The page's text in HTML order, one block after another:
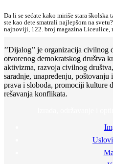
Da li se sećate kako miriše stara
ste kao dete smatrali najlepšom na
najnoviji, 122. broj magazina Liceulice,
’’Dijalog’’ je organizacija
otvorenog demokratskog društva
aktivizma, razvoja civilnog
saradnje, unapređenju,
prava i sloboda, promociji kulture
rešavanja konflikata.